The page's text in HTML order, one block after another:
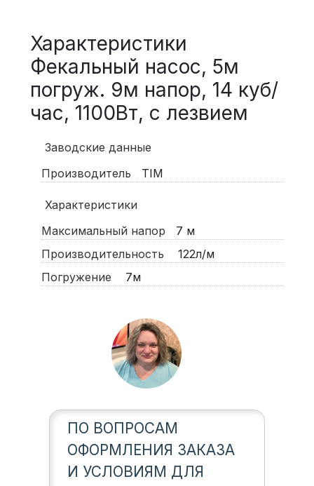
Характеристики
Фекальный насос, 5м
погруж. 9м напор, 14 куб/
час, 1100Вт, с лезвием
Заводские данные
Производитель
TIM
Характеристики
Максимальный напор
7 м
Производительность
122л/м
Погружение
7м
ПО ВОПРОСАМ
ОФОРМЛЕНИЯ ЗАКАЗА
И УСЛОВИЯМ ДЛЯ